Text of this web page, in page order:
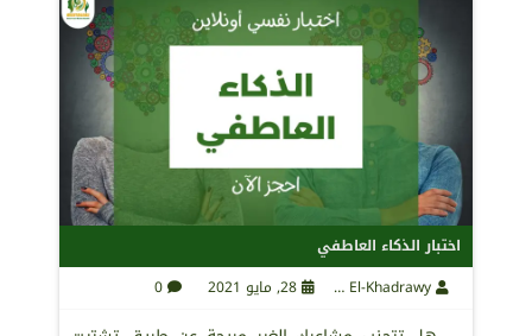
اختبار الذكاء العاطفي
28, مايو 2021 0